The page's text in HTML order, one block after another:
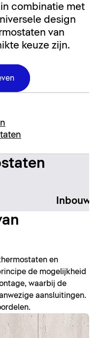
combinatie met
design
van
keuze zijn.
en
de mogelijkheid
waarbij de
aansluitingen.